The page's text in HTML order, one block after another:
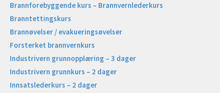
Brannforebyggende kurs – Brannvernlederkurs
Branntettingskurs
Brannøvelser / evakueringsøvelser
Forsterket brannvernkurs
Industrivern grunnopplæring – 3 dager
Industrivern grunnkurs – 2 dager
Innsatslederkurs – 2 dager